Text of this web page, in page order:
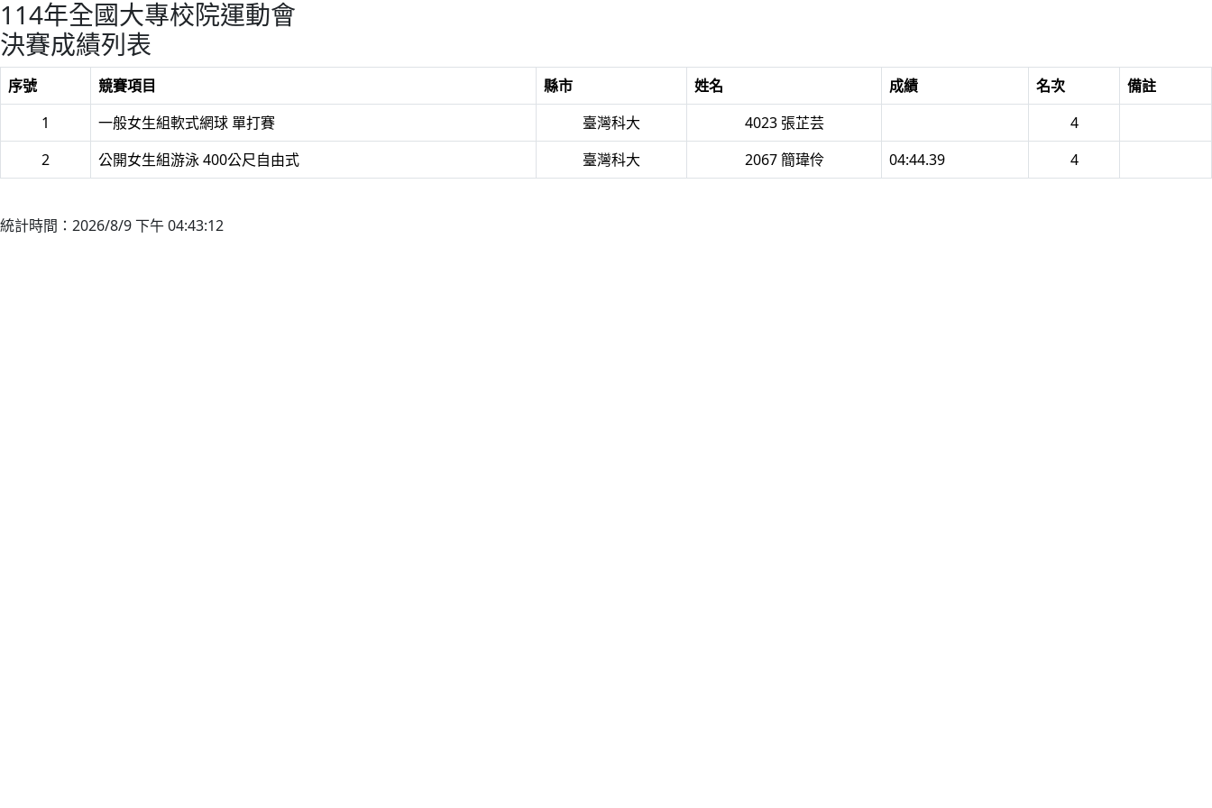
114年全國大專校院運動會
決賽成績列表
序號 競賽項目 縣市 姓名 成績 名次
備註
1
一般女生組軟式網球 單打賽 臺灣科大 4023 張芷芸
4
2
公開女生組游泳 400公尺自由式 臺灣科大 2067 簡瑋伶 04:44.39 4
統計時間：2026/8/9 下午 04:43:12